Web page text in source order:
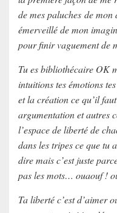
de mes paluches de
émerveillé de mon
pour finir vaguement de
Tu es bibliothécaire OK
intuitions tes émotions
et la création ce qu’il
argumentation et autres
l’espace de liberté de
dans les tripes ce que tu
dire mais c’est juste
pas les mots… ouaouf !
Ta liberté c’est d’aimer